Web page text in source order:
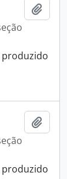
produzido
produzido